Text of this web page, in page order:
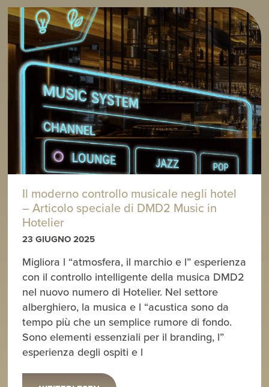
Il moderno controllo musicale negli hotel
– Articolo speciale di DMD2 Music in
Hotelier
23 GIUGNO 2025
Migliora l “atmosfera, il marchio e l” esperienza
con il controllo intelligente della musica DMD2
nel nuovo numero di Hotelier. Nel settore
alberghiero, la musica e l “acustica sono da
tempo più che un semplice rumore di fondo.
Sono elementi essenziali per il branding, l”
esperienza degli ospiti e l